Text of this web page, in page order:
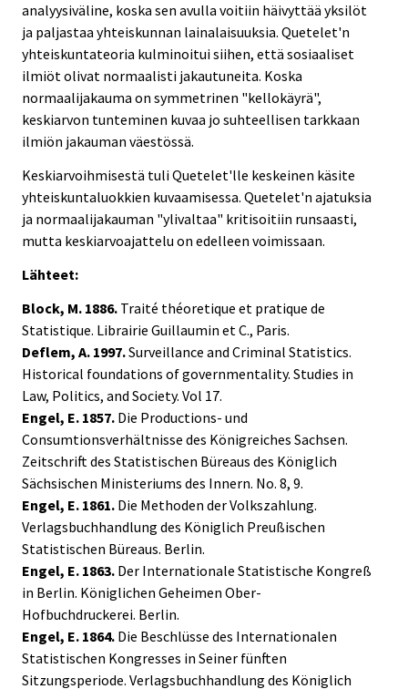
analyysiväline, koska sen avulla voitiin häivyttää yksilöt
ja paljastaa yhteiskunnan lainalaisuuksia. Quetelet'n
yhteiskuntateoria kulminoitui siihen, että sosiaaliset
ilmiöt olivat normaalisti jakautuneita. Koska
normaalijakauma on symmetrinen "kellokäyrä",
keskiarvon tunteminen kuvaa jo suhteellisen tarkkaan
ilmiön jakauman väestössä.
Keskiarvoihmisestä tuli Quetelet'lle keskeinen käsite
yhteiskuntaluokkien kuvaamisessa. Quetelet'n ajatuksia
ja normaalijakauman "ylivaltaa" kritisoitiin runsaasti,
mutta keskiarvoajattelu on edelleen voimissaan.
Lähteet:
Block, M. 1886. Traité théoretique et pratique de
Statistique. Librairie Guillaumin et C., Paris.
Deflem, A. 1997.Surveillance and Criminal Statistics.
Historical foundations of governmentality. Studies in
Law, Politics, and Society. Vol 17.
Engel, E. 1857. Die Productions- und
Consumtionsverhältnisse des Königreiches Sachsen.
Zeitschrift des Statistischen Büreaus des Königlich
Sächsischen Ministeriums des Innern. No. 8, 9.
Engel, E. 1861. Die Methoden der Volkszahlung.
Verlagsbuchhandlung des Königlich Preußischen
Statistischen Büreaus. Berlin.
Engel, E. 1863. Der Internationale Statistische Kongreß
in Berlin. Königlichen Geheimen Ober-
Hofbuchdruckerei. Berlin.
Engel, E. 1864. Die Beschlüsse des Internationalen
Statistischen Kongresses in Seiner fünften
Sitzungsperiode. Verlagsbuchhandlung des Königlich